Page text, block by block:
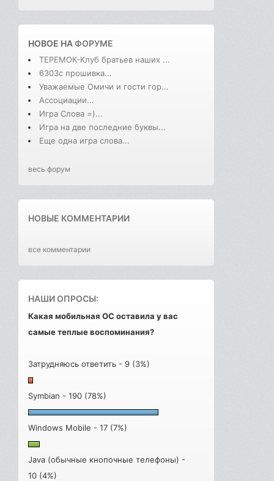
НОВОЕ НАФОРУМЕ
ТЕРЕМОК-Клуб братьев наших ...
6303с прошивка...
Уважаемые Омичи и гости гор...
Ассоциации...
Игра Слова =)...
Игра на две последние буквы...
Еще одна игра слова...
весь форум
НОВЫЕ КОММЕНТАРИИ
все комментарии
НАШИ ОПРОСЫ:
Какая мобильная ОС оставила у вас
самые теплые воспоминания?
Затрудняюсь ответить - 9 (3%)
Symbian - 190 (78%)
Windows Mobile - 17 (7%)
Java (обычные кнопочные телефоны) -
10 (4%)